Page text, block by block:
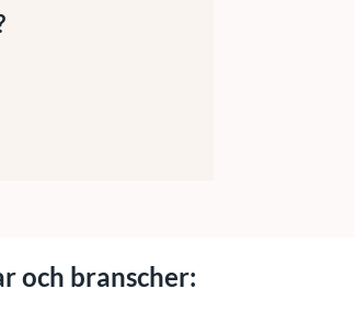
och branscher: